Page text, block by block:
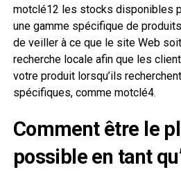
motclé12 les stocks disponibles
une gamme spécifique de
de veiller à ce que le site Web
recherche locale afin que les
votre produit lorsqu’ils
spécifiques, comme motclé4.
Comment être le
possible en tant